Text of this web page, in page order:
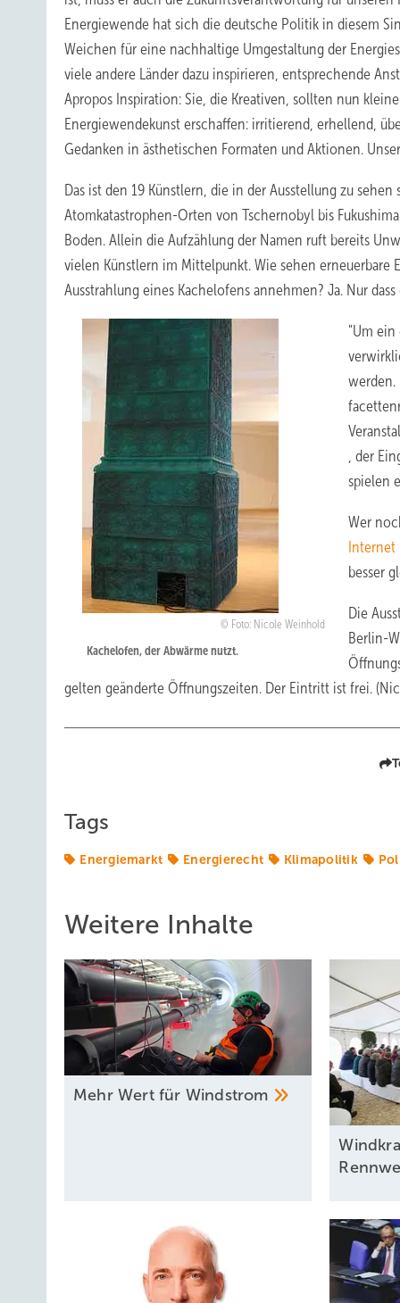
Energiewende hat sich die deutsche Politik in diesem
Weichen für eine nachhaltige Umgestaltung der
viele andere Länder dazu inspirieren, entsprechende
Apropos Inspiration: Sie, die Kreativen, sollten nun
Energiewendekunst erschaffen: irritierend, erhellend,
Gedanken in ästhetischen Formaten und Aktionen.
Das ist den 19 Künstlern, die in der Ausstellung zu
Atomkatastrophen-Orten von Tschernobyl bis
Boden. Allein die Aufzählung der Namen ruft bereits
vielen Künstlern im Mittelpunkt. Wie sehen erneuerbare
Ausstrahlung eines Kachelofens annehmen? Ja. Nur
Foto: Nicole Weinhold
Kachelofen, der Abwärme nutzt.
"Um
werden.
, der
spielen
Wer
Internet
besser
Die
Berlin-
gelten geänderte Öffnungszeiten. Der Eintritt ist frei.
Tags
Energiemarkt Energierecht Klimapolitik
Weitere Inhalte
Mehr Wert für Windstrom